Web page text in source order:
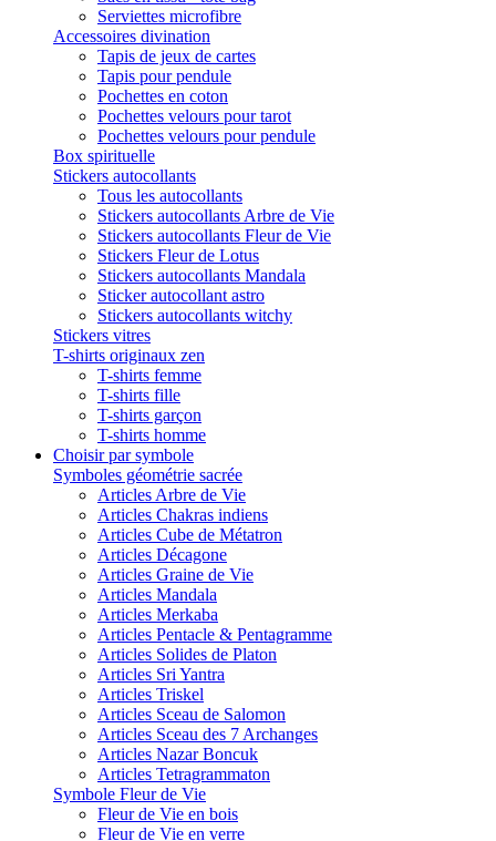
Serviettes microfibre
Accessoires divination
Tapis de jeux de cartes
Tapis pour pendule
Pochettes en coton
Pochettes velours pour tarot
Pochettes velours pour pendule
Box spirituelle
Stickers autocollants
Tous les autocollants
Stickers autocollants Arbre de Vie
Stickers autocollants Fleur de Vie
Stickers Fleur de Lotus
Stickers autocollants Mandala
Sticker autocollant astro
Stickers autocollants witchy
Stickers vitres
T-shirts originaux zen
T-shirts femme
T-shirts fille
T-shirts garçon
T-shirts homme
Choisir par symbole
Symboles géométrie sacrée
Articles Arbre de Vie
Articles Chakras indiens
Articles Cube de Métatron
Articles Décagone
Articles Graine de Vie
Articles Mandala
Articles Merkaba
Articles Pentacle & Pentagramme
Articles Solides de Platon
Articles Sri Yantra
Articles Triskel
Articles Sceau de Salomon
Articles Sceau des 7 Archanges
Articles Nazar Boncuk
Articles Tetragrammaton
Symbole Fleur de Vie
Fleur de Vie en bois
Fleur de Vie en verre